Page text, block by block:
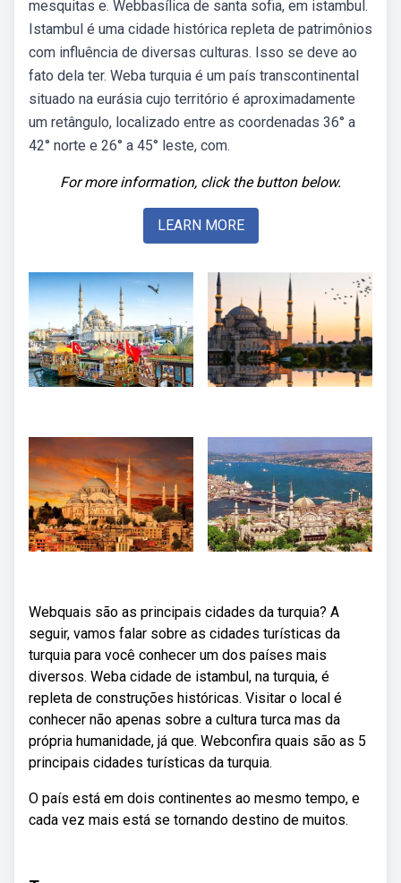
mesquitas e. Webbasílica de santa sofia, em istambul.
Istambul é uma cidade histórica repleta de patrimônios
com influência de diversas culturas. Isso se deve ao
fato dela ter. Weba turquia é um país transcontinental
situado na eurásia cujo território é aproximadamente
um retângulo, localizado entre as coordenadas 36° a
42° norte e 26° a 45° leste, com.
For more information, click the button below.
LEARN MORE
Webquais são as principais cidades da turquia? A
seguir, vamos falar sobre as cidades turísticas da
turquia para você conhecer um dos países mais
diversos. Weba cidade de istambul, na turquia, é
repleta de construções históricas. Visitar o local é
conhecer não apenas sobre a cultura turca mas da
própria humanidade, já que. Webconfira quais são as 5
principais cidades turísticas da turquia.
O país está em dois continentes ao mesmo tempo, e
cada vez mais está se tornando destino de muitos.